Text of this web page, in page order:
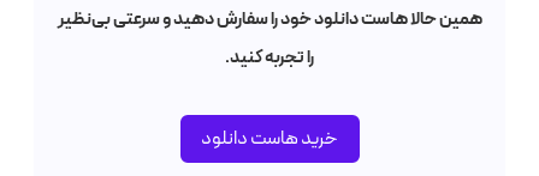
همین حالا هاست دانلود خود را سفارش دهید و سرعتی بی‌نظیر
را تجربه کنید.
خرید هاست دانلود